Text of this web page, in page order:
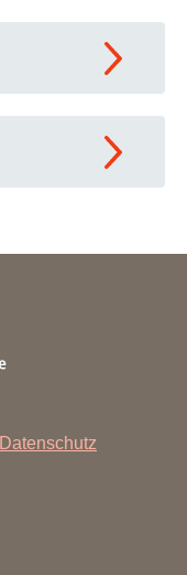
Datenschutz